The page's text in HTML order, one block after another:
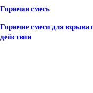
Горючая смесь
Горючие смеси для
действия